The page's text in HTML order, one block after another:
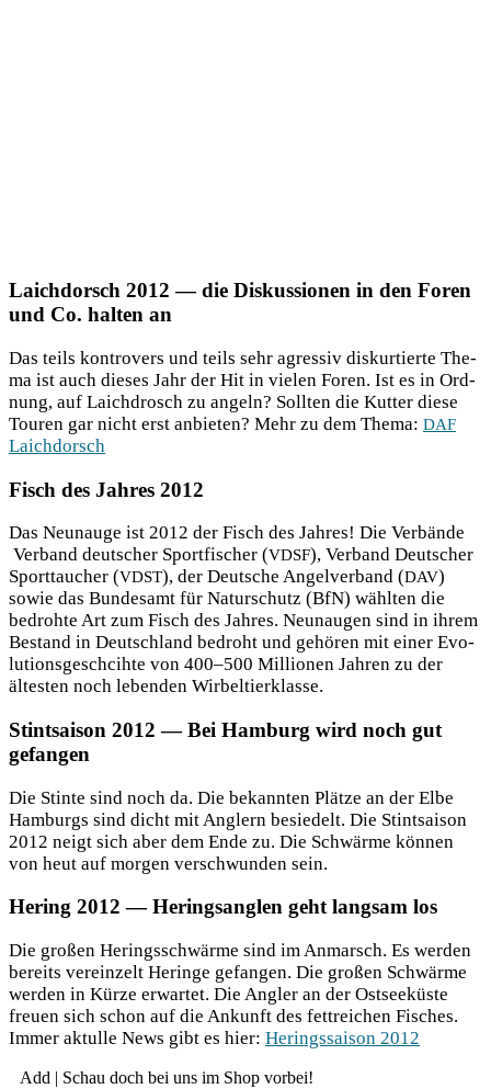
Laichdorsch 2012 — die Diskussionen in den Foren
und Co. halten an
Das teils kon­tro­vers und teils sehr agres­siv dis­k­ur­tier­te The­
ma ist auch die­ses Jahr der Hit in vie­len Foren. Ist es in Ord­
nung, auf Laich­drosch zu angeln? Soll­ten die Kut­ter die­se
Tou­ren gar nicht erst anbie­ten? Mehr zu dem The­ma: DAF
Laich­dorsch
Fisch des Jahres 2012
Das Neun­au­ge ist 2012 der Fisch des Jah­res! Die Ver­bän­de
Ver­band deut­scher Sport­fi­scher (VDSF), Ver­band Deut­scher
Sport­tau­cher (VDST), der Deut­sche Angel­ver­band (DAV)
sowie das Bun­des­amt für Natur­schutz (BfN) wähl­ten die
bedroh­te Art zum Fisch des Jah­res. Neun­au­gen sind in ihrem
Bestand in Deutsch­land bedroht und gehö­ren mit einer Evo­
lu­ti­ons­geschcih­te von 400–500 Mil­lio­nen Jah­ren zu der
ältes­ten noch leben­den Wirbeltierklasse.
Stintsaison 2012 — Bei Hamburg wird noch gut
gefangen
Die Stin­te sind noch da. Die bekann­ten Plät­ze an der Elbe
Ham­burgs sind dicht mit Ang­lern besie­delt. Die Stint­sai­son
2012 neigt sich aber dem Ende zu. Die Schwär­me kön­nen
von heut auf mor­gen ver­schwun­den sein.
Hering 2012 — Heringsanglen geht langsam los
Die gro­ßen Herings­schwär­me sind im Anmarsch. Es wer­den
bereits ver­ein­zelt Herin­ge gefan­gen. Die gro­ßen Schwär­me
wer­den in Kür­ze erwar­tet. Die Ang­ler an der Ost­see­küs­te
freu­en sich schon auf die Ankunft des fett­rei­chen Fisches.
Immer aktul­le News gibt es hier: Herings­sai­son 2012
Add | Schau doch bei uns im Shop vorbei!